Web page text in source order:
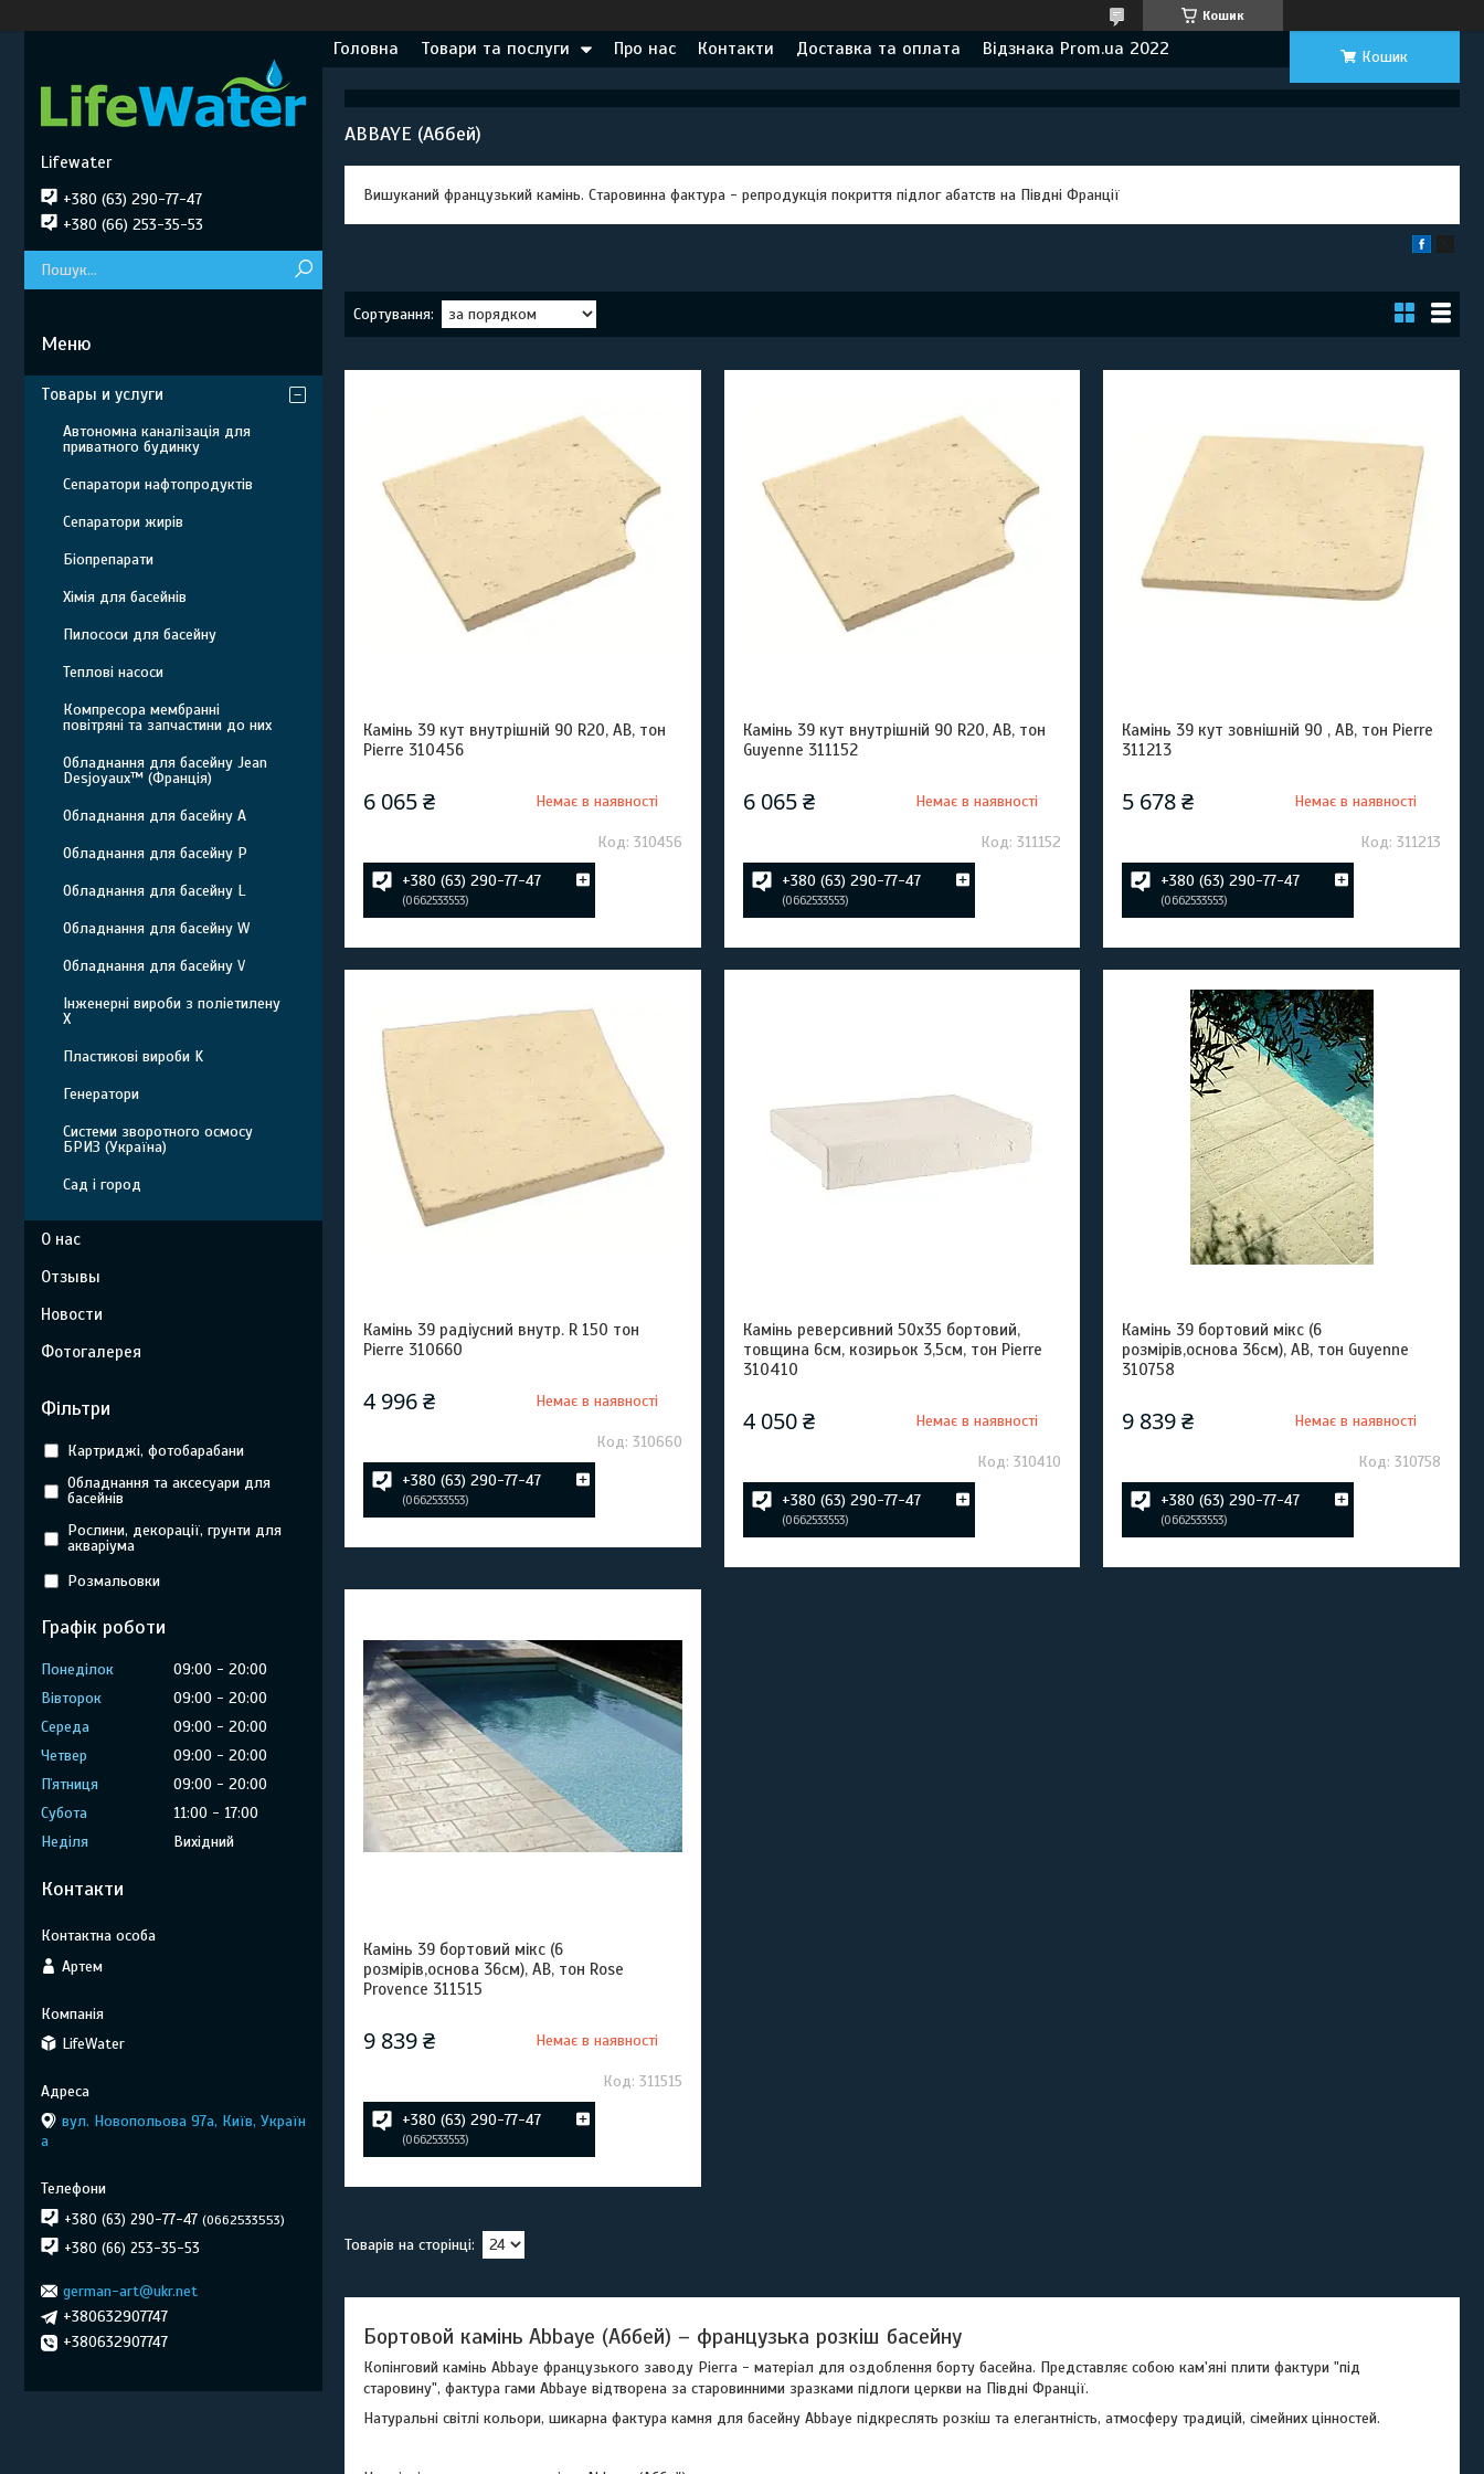
Кошик
Головна Товари та послуги Про нас Контакти Доставка та оплата Відзнака Prom.ua 2022 Кошик
ABBAYE (Аббей)
Вишуканий французький камінь. Старовинна фактура - репродукція покриття підлог абатств на Півдні Франції
Камінь 39 кут внутрішній 90 R20, AB, тон
Pierre 310456
6 065 ₴ Немає в наявності
310456
+380 (63) 290-77-47
0662533553
Камінь 39 кут внутрішній 90 R20, AB, тон
Guyenne 311152
6 065 ₴ Немає в наявності
311152
+380 (63) 290-77-47
0662533553
Камінь 39 кут зовнішній 90 , AB, тон Pierre
311213
5 678 ₴ Немає в наявності
311213
+380 (63) 290-77-47
0662533553
Камінь 39 радіусний внутр. R 150 тон
Pierre 310660
4 996 ₴ Немає в наявності
310660
+380 (63) 290-77-47
0662533553
Камінь реверсивний 50х35 бортовий,
товщина 6см, козирьок 3,5см, тон Pierre
310410
4 050 ₴ Немає в наявності
310410
+380 (63) 290-77-47
0662533553
Камінь 39 бортовий мікс (6
розмірів,основа 36см), AB, тон Guyenne
310758
9 839 ₴ Немає в наявності
310758
+380 (63) 290-77-47
0662533553
Камінь 39 бортовий мікс (6
розмірів,основа 36см), АВ, тон Rose
Provence 311515
9 839 ₴ Немає в наявності
311515
+380 (63) 290-77-47
0662533553
Бортовой камінь Abbaye (Аббей) – французька розкіш басейну
Копінговий камінь Abbaye французького заводу Pierra - матеріал для оздоблення борту басейна. Представляє собою кам'яні плити фактури "під
старовину", фактура гами Abbaye відтворена за старовинними зразками підлоги церкви на Півдні Франції.
Натуральні світлі кольори, шикарна фактура камня для басейну Abbaye підкреслять розкіш та елегантність, атмосферу традицій, сімейних цінностей.
Lifewater
+380 (63) 290-77-47
+380 (66) 253-35-53
Товары и услуги
Автономна каналізація для
приватного будинку
Сепаратори нафтопродуктів
Сепаратори жирів
Біопрепарати
Хімія для басейнів
Пилососи для басейну
Теплові насоси
Компресора мембранні
повітряні та запчастини до них
Обладнання для басейну Jean
Desjoyaux™ (Франція)
Обладнання для басейну A
Обладнання для басейну P
Обладнання для басейну L
Обладнання для басейну W
Обладнання для басейну V
Інженерні вироби з поліетилену
Х
Пластикові вироби K
Генератори
Системи зворотного осмосу
БРИЗ (Україна)
Сад і город
О нас
Отзывы
Новости
Фотогалерея
Фільтри
Картриджі, фотобарабани
Обладнання та аксесуари для
басейнів
Рослини, декорації, грунти для
акваріума
Розмальовки
Графік роботи
Понеділок 09:00
20:00
Вівторок
09:00
20:00
Середа
09:00
20:00
Четвер
09:00
20:00
Пʼятниця
09:00
20:00
Субота
11:00
17:00
Неділя
Вихідний
Контакти
Артем
LifeWater
вул. Новопольова 97а, Київ, Україн
а
+380 (63) 290-77-47 0662533553
+380 (66) 253-35-53
german-art@ukr.net
+380632907747
+380632907747